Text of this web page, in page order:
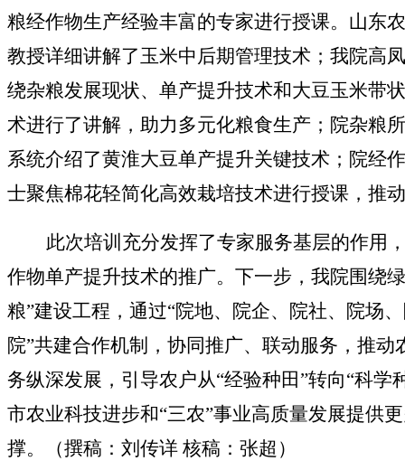
粮经作物生产经验丰富的专家进行授课。山东
教授详细讲解了玉米中后期管理技术；我院高
绕杂粮发展现状、单产提升技术和大豆玉米带
术进行了讲解，助力多元化粮食生产；院杂粮
系统介绍了黄淮大豆单产提升关键技术；院经
士聚焦棉花轻简化高效栽培技术进行授课，推
此次培训充分发挥了专家服务基层的作用
作物单产提升技术的推广。下一步，我院围绕
粮”建设工程，通过“院地、院企、院社、院场
院”共建合作机制，协同推广、联动服务，推动
务纵深发展，引导农户从“经验种田”转向“科学
市农业科技进步和“三农”事业高质量发展提供
撑。（撰稿：刘传详 核稿：张超）